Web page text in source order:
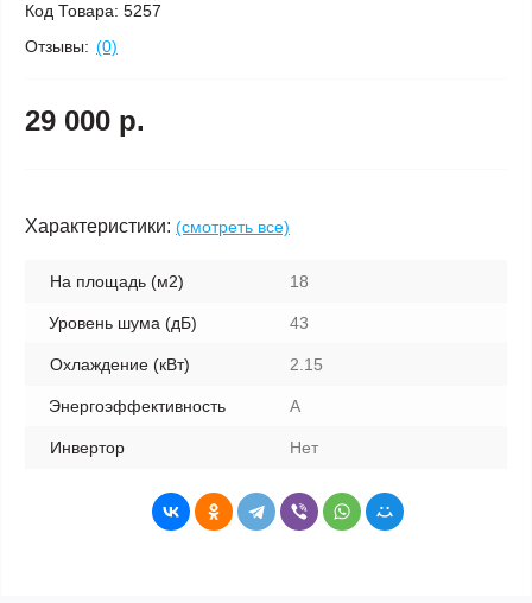
Код Товара: 5257
Отзывы: (0)
29 000 р.
Характеристики: (смотреть все)
На площадь (м2) 18
Уровень шума (дБ) 43
Охлаждение (кВт) 2.15
Энергоэффективность A
Инвертор Нет